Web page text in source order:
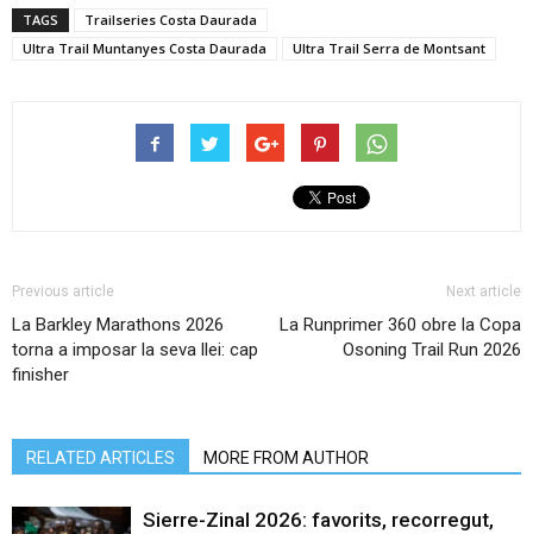
TAGS
Trailseries Costa Daurada
Ultra Trail Muntanyes Costa Daurada
Ultra Trail Serra de Montsant
Previous article
La Barkley Marathons 2026
torna a imposar la seva llei: cap
finisher
Next article
La Runprimer 360 obre la Copa
Osoning Trail Run 2026
RELATED ARTICLES MORE FROM AUTHOR
Sierre-Zinal 2026: favorits, recorregut,